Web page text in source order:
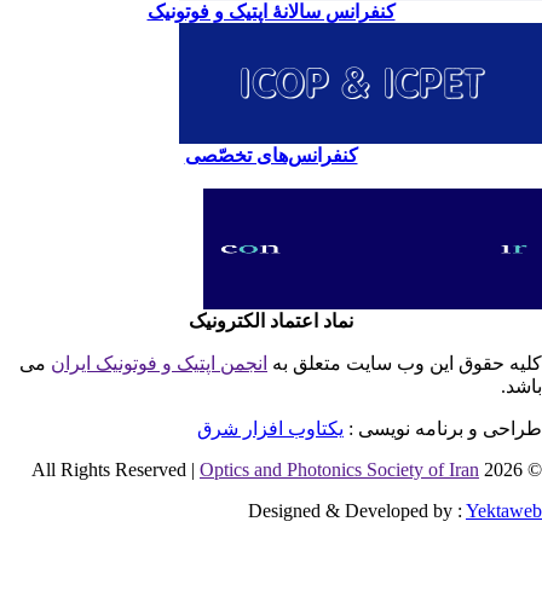
کنفرانس سالانۀ اپتیک و فوتونیک
کنفرانس‌های تخصّصی
نماد اعتماد الکترونیک
حقوق این وب سایت متعلق بهانجمن اپتیک و فوتونیک ایران می
و برنامه نویسی : یکتاوب افزار شرق
©
Optics and Photonics Society of Iran
Designed & Developed by :